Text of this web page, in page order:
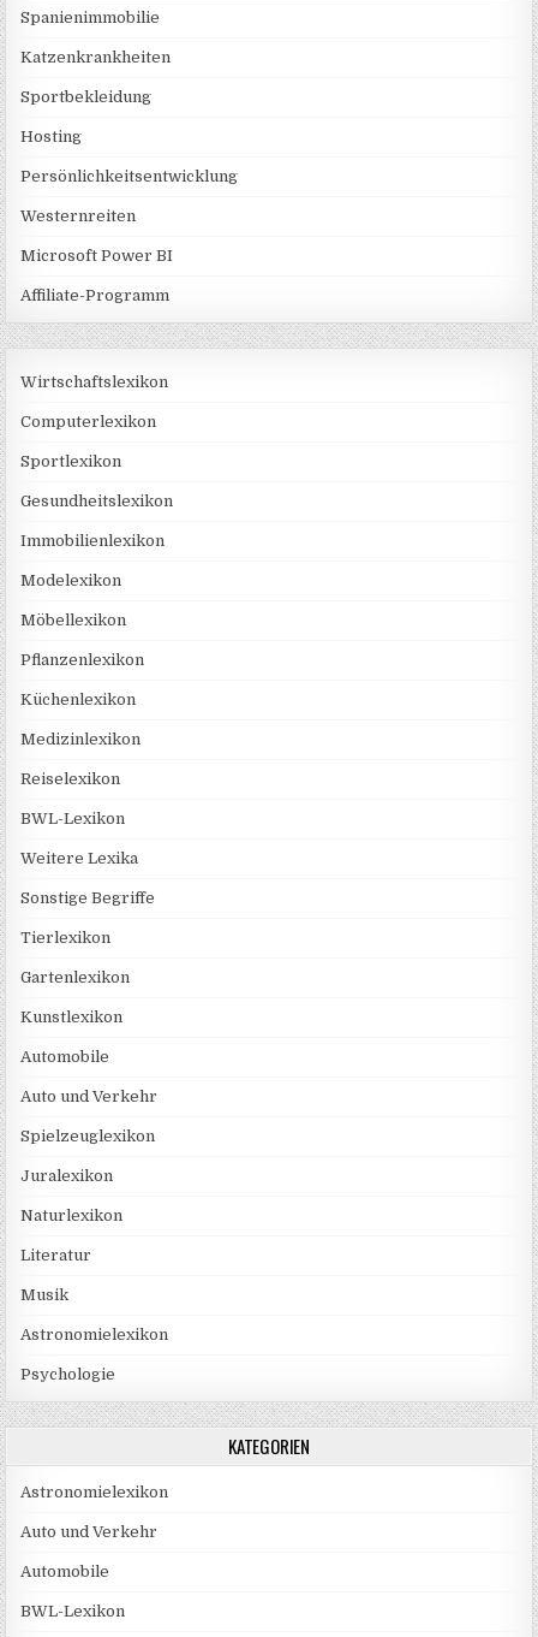
Spanienimmobilie
Katzenkrankheiten
Sportbekleidung
Hosting
Persönlichkeitsentwicklung
Westernreiten
Microsoft Power BI
Affiliate-Programm
Wirtschaftslexikon
Computerlexikon
Sportlexikon
Gesundheitslexikon
Immobilienlexikon
Modelexikon
Möbellexikon
Pflanzenlexikon
Küchenlexikon
Medizinlexikon
Reiselexikon
BWL-Lexikon
Weitere Lexika
Sonstige Begriffe
Tierlexikon
Gartenlexikon
Kunstlexikon
Automobile
Auto und Verkehr
Spielzeuglexikon
Juralexikon
Naturlexikon
Literatur
Musik
Astronomielexikon
Psychologie
KATEGORIEN
Astronomielexikon
Auto und Verkehr
Automobile
BWL-Lexikon